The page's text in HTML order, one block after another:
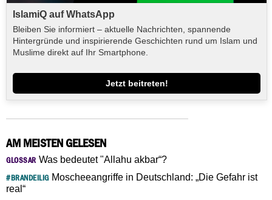
IslamiQ auf WhatsApp
Bleiben Sie informiert – aktuelle Nachrichten, spannende
Hintergründe und inspirierende Geschichten rund um Islam und
Muslime direkt auf Ihr Smartphone.
Jetzt beitreten!
AM MEISTEN GELESEN
GLOSSAR Was bedeutet "Allahu akbar“?
#BRANDEILIGMoscheeangriffe in Deutschland: „Die Gefahr ist
real“